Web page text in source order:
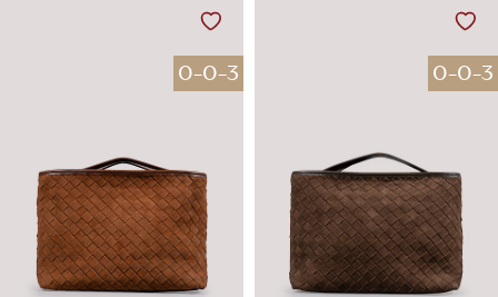
0-0-3 0-0-3